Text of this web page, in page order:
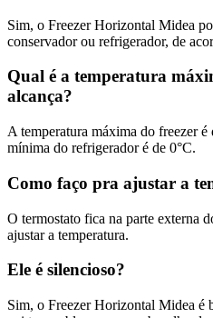
Sim, o Freezer Horizontal Midea
conservador ou refrigerador, de
Qual é a temperatura
alcança?
A temperatura máxima do freezer é
mínima do refrigerador é de 0°C.
Como faço pra ajustar a
O termostato fica na parte externa
ajustar a temperatura.
Ele é silencioso?
Sim, o Freezer Horizontal Midea é